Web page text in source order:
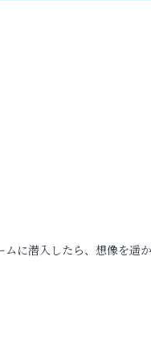
に潜入したら、想像を遥